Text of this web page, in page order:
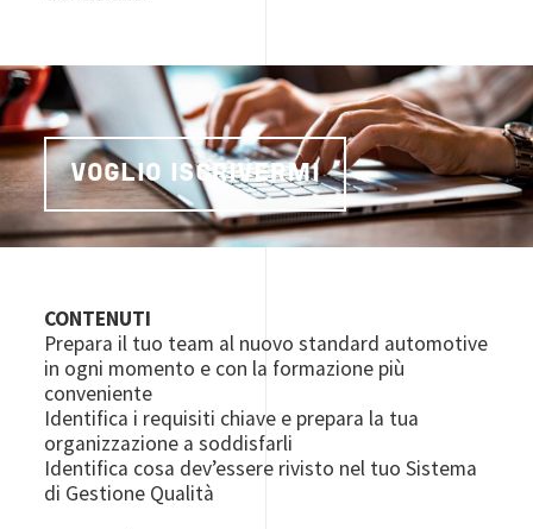
VOGLIO ISCRIVERMI
CONTENUTI
Prepara il tuo team al nuovo standard automotive
in ogni momento e con la formazione più
conveniente
Identifica i requisiti chiave e prepara la tua
organizzazione a soddisfarli
Identifica cosa dev’essere rivisto nel tuo Sistema
di Gestione Qualità